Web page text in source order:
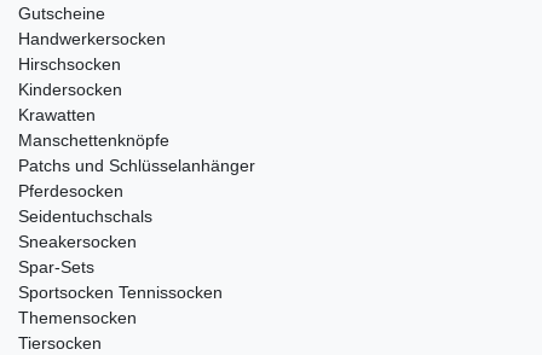
Gutscheine
Handwerkersocken
Hirschsocken
Kindersocken
Krawatten
Manschettenknöpfe
Patchs und Schlüsselanhänger
Pferdesocken
Seidentuchschals
Sneakersocken
Spar-Sets
Sportsocken Tennissocken
Themensocken
Tiersocken